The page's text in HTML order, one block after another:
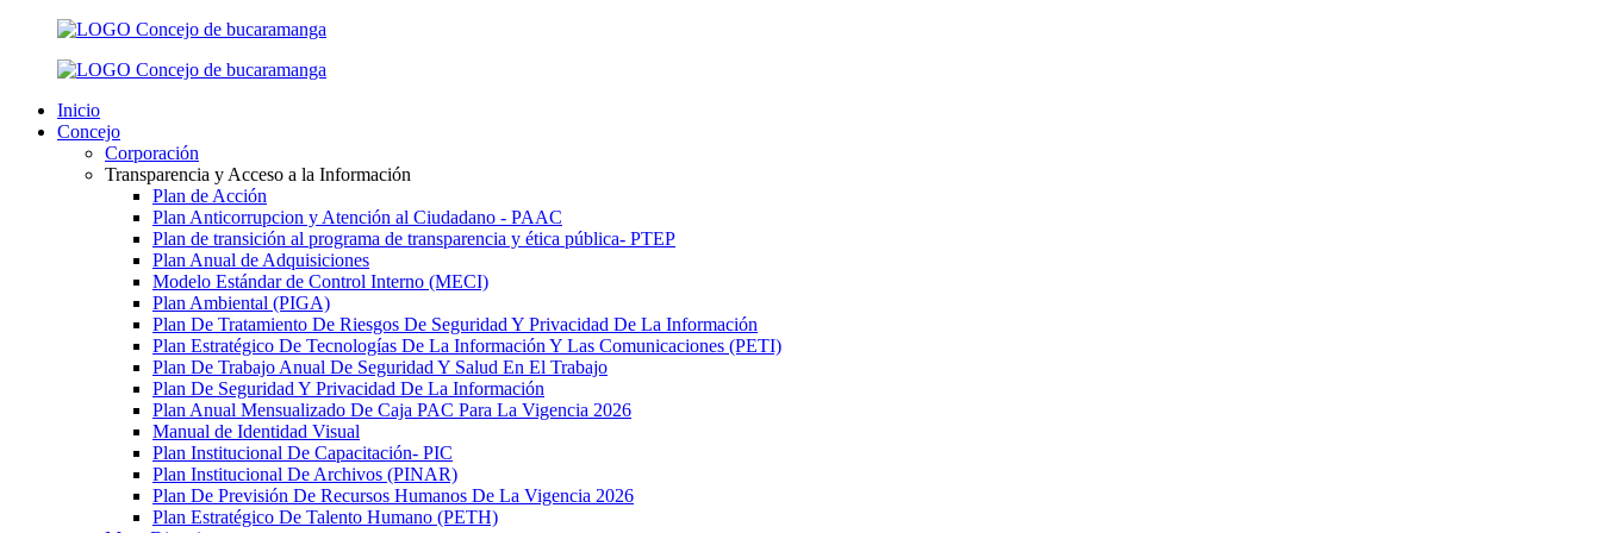
Inicio
Concejo
Corporación
Transparencia y Acceso a la Información
Plan de Acción
Plan Anticorrupcion y Atención al Ciudadano - PAAC
Plan de transición al programa de transparencia y ética pública- РТЕР
Plan Anual de Adquisiciones
Modelo Estándar de Control Interno (MECI)
Plan Ambiental (PIGA)
Plan De Tratamiento De Riesgos De Seguridad Y Privacidad De La Información
Plan Estratégico De Tecnologías De La Información Y Las Comunicaciones (PETI)
Plan De Trabajo Anual De Seguridad Y Salud En El Trabajo
Plan De Seguridad Y Privacidad De La Información
Plan Anual Mensualizado De Caja PAC Para La Vigencia 2026
Manual de Identidad Visual
Plan Institucional De Capacitación- PIC
Plan Institucional De Archivos (PINAR)
Plan De Previsión De Recursos Humanos De La Vigencia 2026
Plan Estratégico De Talento Humano (PETH)